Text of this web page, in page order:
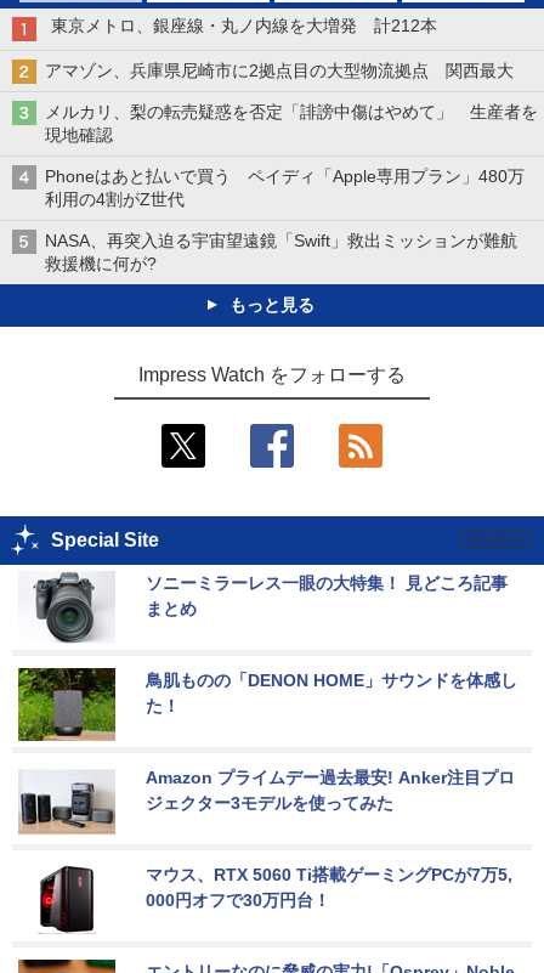
東京メトロ、銀座線・丸ノ内線を大増発 計212本
アマゾン、兵庫県尼崎市に2拠点目の大型物流拠点 関西最大
メルカリ、梨の転売疑惑を否定「誹謗中傷はやめて」 生産者を
現地確認
Phoneはあと払いで買う ペイディ「Apple専用プラン」480万
利用の4割がZ世代
NASA、再突入迫る宇宙望遠鏡「Swift」救出ミッションが難航
救援機に何が?
もっと見る
Impress Watch をフォローする
Special Site
ソニーミラーレス一眼の大特集！ 見どころ記事
まとめ
鳥肌ものの「DENON HOME」サウンドを体感し
た！
Amazon プライムデー過去最安! Anker注目プロ
ジェクター3モデルを使ってみた
マウス、RTX 5060 Ti搭載ゲーミングPCが7万5,
000円オフで30万円台！